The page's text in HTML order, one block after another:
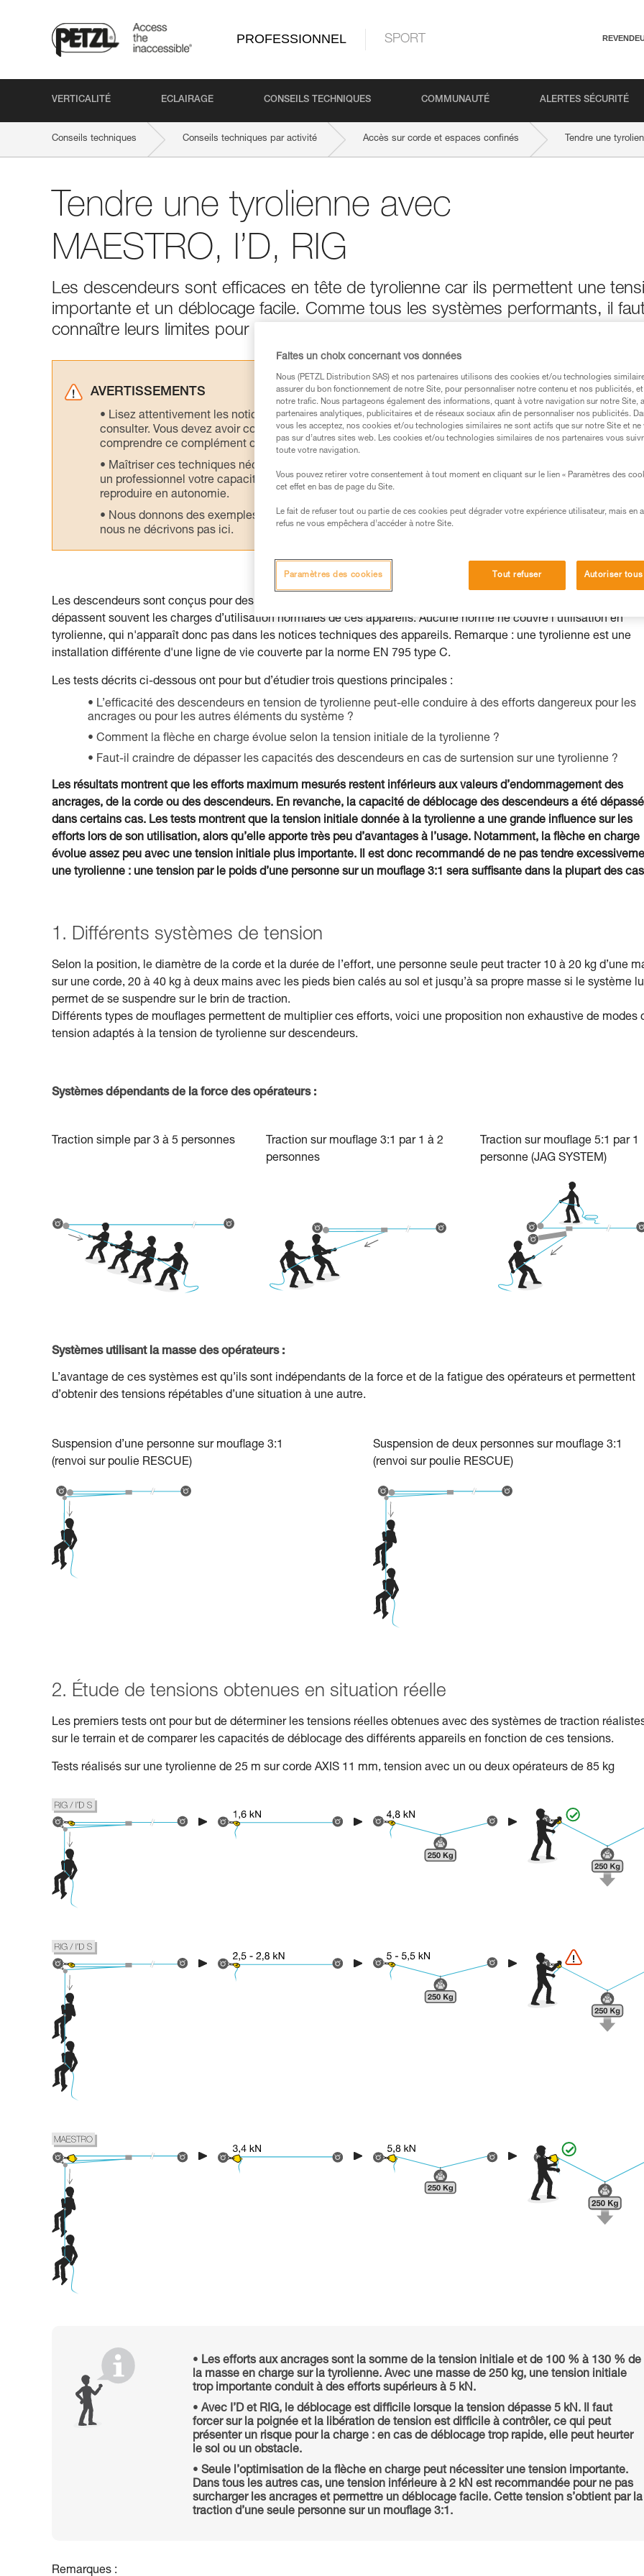
PROFESSIONNEL SPORT
VERTICALITÉ ECLAIRAGE CONSEILS TECHNIQUES COMMUNAUTÉ ALERTES SÉCURITÉ
Conseils techniques Conseils techniques par activité Accès sur corde et espaces confinés Tendre une
Tendre une tyrolienne avec
MAESTRO, I’D, RIG
Les descendeurs sont efficaces en tête de tyrolienne car ils permettent une
importante et un déblocage facile. Comme tous les systèmes performants, il
connaître leurs limites pour ne pas risquer de les dépasser.
AVERTISSEMENTS
Lisez attentivement les notices techniques des produits utilisés dans ce conseil avant de le
consulter. Vous devez avoir compris les informations de la notice technique pour pouvoir
comprendre ce complément d’informations.
Maîtriser ces techniques nécessite une formation et un entraînement spécifique. Validez avec
un professionnel votre capacité à refaire la manipulation, seul, en toute sécurité, avant de la
reproduire en autonomie.
Nous donnons des exemples de techniques liées à votre activité. Il peut en exister d’autres que
nous ne décrivons pas ici.
Les descendeurs sont conçus pour des charges d’une à deux personnes, les tensions atteignables en tyrolienne
dépassent souvent les charges d’utilisation normales de ces appareils. Aucune norme ne couvre l'utilisation en
tyrolienne, qui n'apparaît donc pas dans les notices techniques des appareils. Remarque : une tyrolienne est une
installation différente d'une ligne de vie couverte par la norme EN 795 type C.
Les tests décrits ci-dessous ont pour but d’étudier trois questions principales :
L’efficacité des descendeurs en tension de tyrolienne peut-elle conduire à des efforts dangereux pour les
ancrages ou pour les autres éléments du système ?
Comment la flèche en charge évolue selon la tension initiale de la tyrolienne ?
Faut-il craindre de dépasser les capacités des descendeurs en cas de surtension sur une tyrolienne ?
Les résultats montrent que les efforts maximum mesurés restent inférieurs aux valeurs d’endommagement des
ancrages, de la corde ou des descendeurs. En revanche, la capacité de déblocage des descendeurs a été
dans certains cas. Les tests montrent que la tension initiale donnée à la tyrolienne a une grande influence sur les
efforts lors de son utilisation, alors qu’elle apporte très peu d’avantages à l’usage. Notamment, la flèche en charge
évolue assez peu avec une tension initiale plus importante. Il est donc recommandé de ne pas tendre
une tyrolienne : une tension par le poids d’une personne sur un mouflage 3:1 sera suffisante dans la plupart des
1. Différents systèmes de tension
Selon la position, le diamètre de la corde et la durée de l’effort, une personne seule peut tracter 10 à 20 kg d’une
sur une corde, 20 à 40 kg à deux mains avec les pieds bien calés au sol et jusqu’à sa propre masse si le système
permet de se suspendre sur le brin de traction.
Différents types de mouflages permettent de multiplier ces efforts, voici une proposition non exhaustive de modes
tension adaptés à la tension de tyrolienne sur descendeurs.
Systèmes dépendants de la force des opérateurs :
Traction simple par 3 à 5 personnes
Traction sur mouflage 3:1 par 1 à 2
personnes
Traction sur mouflage 5:1 par 1
personne (JAG SYSTEM)
Systèmes utilisant la masse des opérateurs :
L’avantage de ces systèmes est qu’ils sont indépendants de la force et de la fatigue des opérateurs et permettent
d’obtenir des tensions répétables d’une situation à une autre.
Suspension d’une personne sur mouflage 3:1
(renvoi sur poulie RESCUE)
Suspension de deux personnes sur mouflage 3:1
(renvoi sur poulie RESCUE)
2. Étude de tensions obtenues en situation réelle
Les premiers tests ont pour but de déterminer les tensions réelles obtenues avec des systèmes de traction
sur le terrain et de comparer les capacités de déblocage des différents appareils en fonction de ces tensions.
Tests réalisés sur une tyrolienne de 25 m sur corde AXIS 11 mm, tension avec un ou deux opérateurs de 85 kg
Les efforts aux ancrages sont la somme de la tension initiale et de 100 % à 130 % de
la masse en charge sur la tyrolienne. Avec une masse de 250 kg, une tension initiale
trop importante conduit à des efforts supérieurs à 5 kN.
Avec I’D et RIG, le déblocage est difficile lorsque la tension dépasse 5 kN. Il faut
forcer sur la poignée et la libération de tension est difficile à contrôler, ce qui peut
présenter un risque pour la charge : en cas de déblocage trop rapide, elle peut heurter
le sol ou un obstacle.
Seule l’optimisation de la flèche en charge peut nécessiter une tension importante.
Dans tous les autres cas, une tension inférieure à 2 kN est recommandée pour ne pas
surcharger les ancrages et permettre un déblocage facile. Cette tension s’obtient par la
traction d’une seule personne sur un mouflage 3:1.
Remarques :
Faites un choix concernant vos données
Nous (PETZL Distribution SAS) et nos partenaires utilisons des cookies et/ou technologies
assurer du bon fonctionnement de notre Site, pour personnaliser notre contenu et nos publicités,
notre trafic. Nous partageons également des informations, quant à votre navigation sur notre Site,
partenaires analytiques, publicitaires et de réseaux sociaux afin de personnaliser nos publicités.
vous les acceptez, nos cookies et/ou technologies similaires ne sont actifs que sur notre Site et ne
pas sur d’autres sites web. Les cookies et/ou technologies similaires de nos partenaires vous
toute votre navigation.
Vous pouvez retirer votre consentement à tout moment en cliquant sur le lien « Paramètres des
cet effet en bas de page du Site.
Le fait de refuser tout ou partie de ces cookies peut dégrader votre expérience utilisateur, mais en
refus ne vous empêchera d’accéder à notre Site.
Tout refuser Autoriser
Paramètres des cookies